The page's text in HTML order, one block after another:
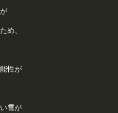
め、
性が
雪が